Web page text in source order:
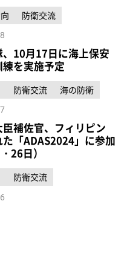
防衛交流
10月17日に海上保安
を実施予定
防衛交流 海の防衛
補佐官、フィリピン
「ADAS2024」に参加
26日）
防衛交流